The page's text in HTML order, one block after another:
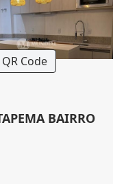
QR Code
BAIRRO